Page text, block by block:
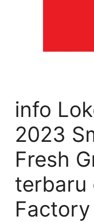
info
2023
Fresh
terbaru
Factory